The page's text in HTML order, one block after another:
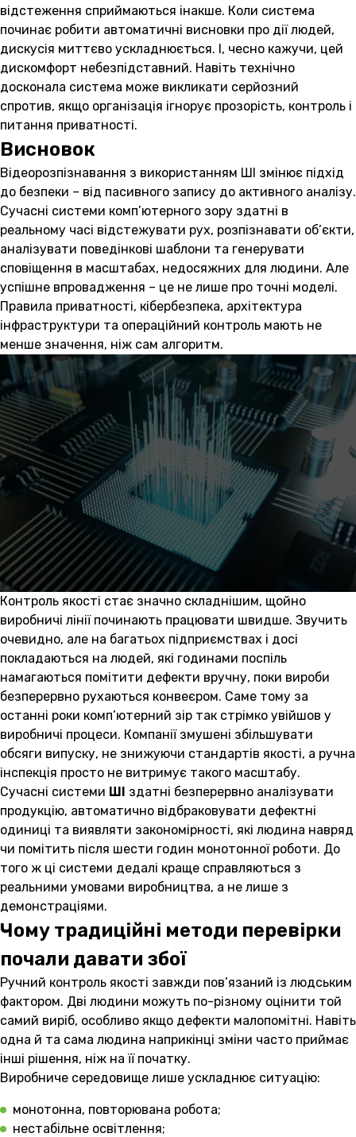
відстеження сприймаються інакше. Коли система
починає робити автоматичні висновки про дії людей,
дискусія миттєво ускладнюється. І, чесно кажучи, цей
дискомфорт небезпідставний. Навіть технічно
досконала система може викликати серйозний
спротив, якщо організація ігнорує прозорість, контроль і
питання приватності.
Висновок
Відеорозпізнавання з використанням ШІ змінює підхід
до безпеки – від пасивного запису до активного аналізу.
Сучасні системи комп’ютерного зору здатні в
реальному часі відстежувати рух, розпізнавати об’єкти,
аналізувати поведінкові шаблони та генерувати
сповіщення в масштабах, недосяжних для людини. Але
успішне впровадження – це не лише про точні моделі.
Правила приватності, кібербезпека, архітектура
інфраструктури та операційний контроль мають не
менше значення, ніж сам алгоритм.
Контроль якості стає значно складнішим, щойно
виробничі лінії починають працювати швидше. Звучить
очевидно, але на багатьох підприємствах і досі
покладаються на людей, які годинами поспіль
намагаються помітити дефекти вручну, поки вироби
безперервно рухаються конвеєром. Саме тому за
останні роки комп’ютерний зір так стрімко увійшов у
виробничі процеси. Компанії змушені збільшувати
обсяги випуску, не знижуючи стандартів якості, а ручна
інспекція просто не витримує такого масштабу.
Сучасні системи ШІ здатні безперервно аналізувати
продукцію, автоматично відбраковувати дефектні
одиниці та виявляти закономірності, які людина навряд
чи помітить після шести годин монотонної роботи. До
того ж ці системи дедалі краще справляються з
реальними умовами виробництва, а не лише з
демонстраціями.
Чому традиційні методи перевірки
почали давати збої
Ручний контроль якості завжди пов’язаний із людським
фактором. Дві людини можуть по-різному оцінити той
самий виріб, особливо якщо дефекти малопомітні. Навіть
одна й та сама людина наприкінці зміни часто приймає
інші рішення, ніж на її початку.
Виробниче середовище лише ускладнює ситуацію:
монотонна, повторювана робота;
нестабільне освітлення;